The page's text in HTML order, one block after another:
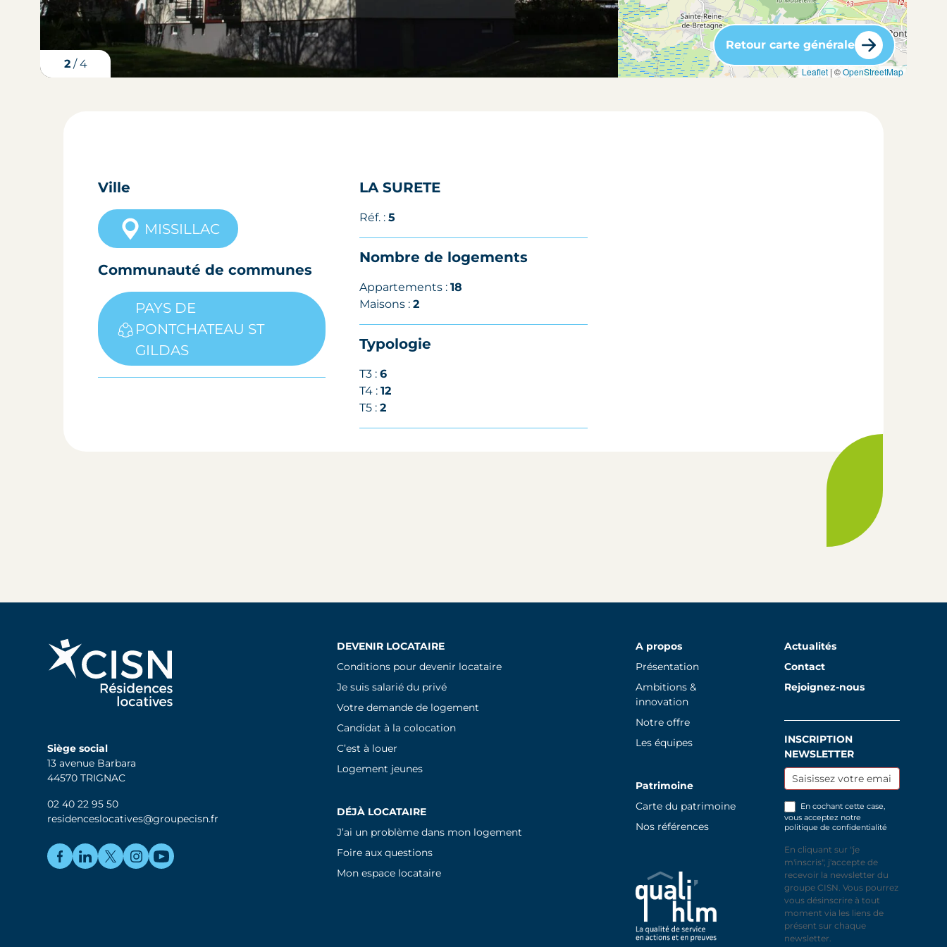
3/4
Leaflet | ©OpenStreetMap
Retour carte générale
Ville
MISSILLAC
Communauté de communes
PAYS DE
PONTCHATEAU ST
GILDAS
LA SURETE
Réf. :5
Nombre de logements
Appartements :18
Maisons :2
Typologie
T3 :6
T4 :12
T5 :2
Siège social
13 avenue Barbara
44570 TRIGNAC
02 40 22 95 50
residenceslocatives@groupecisn.fr
DEVENIR LOCATAIRE
Conditions pour devenir locataire
Je suis salarié du privé
Votre demande de logement
Candidat à la colocation
C’est à louer
Logement jeunes
DÉJÀ LOCATAIRE
J’ai un problème dans mon logement
Foire aux questions
Mon espace locataire
A propos
Présentation
Ambitions &
innovation
Notre offre
Les équipes
Patrimoine
Carte du patrimoine
Nos références
Actualités
Contact
Rejoignez-nous
Inscription
newsletter
INSCRIPTION
NEWSLETTER
En cochant cette case,
vous acceptez notre
politique de confidentialité
En cliquant sur "je
m'inscris", j'accepte de
recevoir la newsletter du
groupe CISN. Vous pourrez
vous désinscrire à tout
moment via les liens de
présent sur chaque
newsletter.